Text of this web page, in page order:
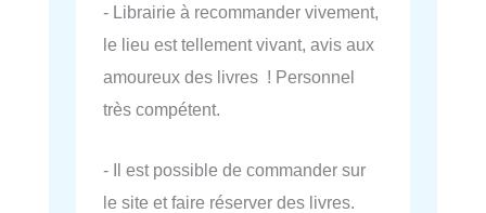
- Librairie à recommander vivement,
le lieu est tellement vivant, avis aux
amoureux des livres ! Personnel
très compétent.
- Il est possible de commander sur
le site et faire réserver des livres.